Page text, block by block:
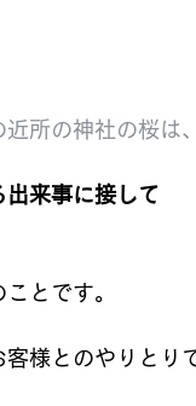
近所の神社の桜は
出来事に接して
とです。
客様とのやりとり